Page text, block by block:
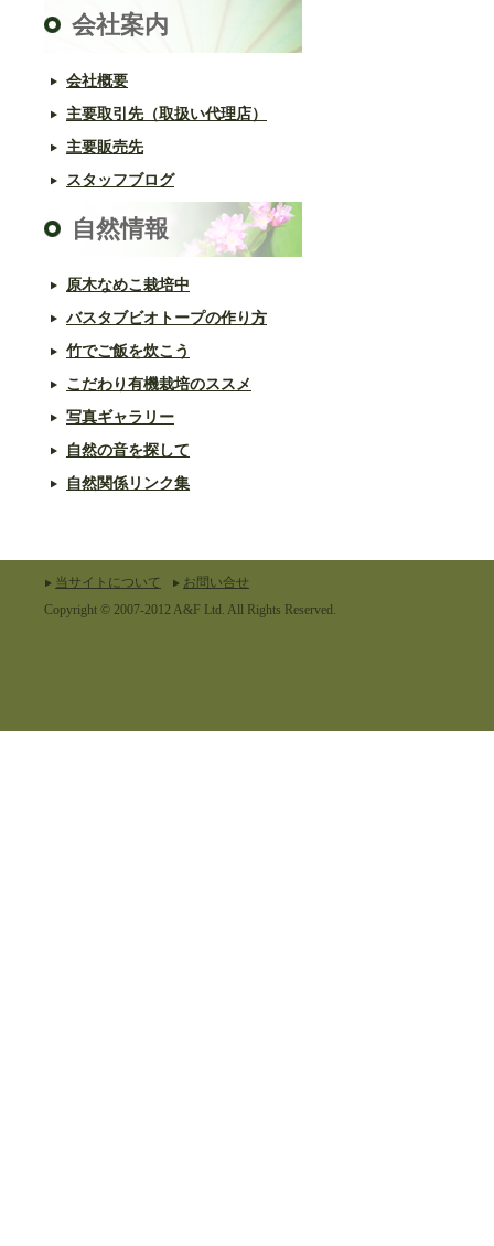
会社案内
会社概要
主要取引先（取扱い代理店）
主要販売先
スタッフブログ
自然情報
原木なめこ栽培中
バスタブビオトープの作り方
竹でご飯を炊こう
こだわり有機栽培のススメ
写真ギャラリー
自然の音を探して
自然関係リンク集
当サイトについて
お問い合せ
Copyright © 2007-2012 A&F Ltd. All Rights Reserved.